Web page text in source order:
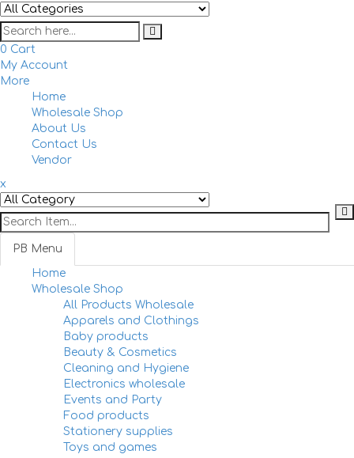
0 Cart
My Account
More
Home
Wholesale Shop
About Us
Contact Us
Vendor
x
PB Menu
Home
Wholesale Shop
All Products Wholesale
Apparels and Clothings
Baby products
Beauty & Cosmetics
Cleaning and Hygiene
Electronics wholesale
Events and Party
Food products
Stationery supplies
Toys and games